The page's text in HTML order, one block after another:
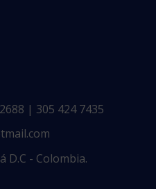
| 305 424 7435
D.C - Colombia.